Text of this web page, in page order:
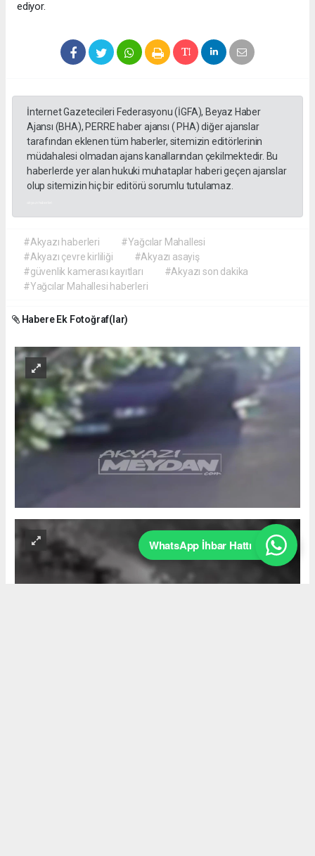
ediyor.
İnternet Gazetecileri Federasyonu (İGFA), Beyaz Haber
Ajansı (BHA), PERRE haber ajansı ( PHA) diğer ajanslar
tarafından eklenen tüm haberler, sitemizin editörlerinin
müdahalesi olmadan ajans kanallarından çekilmektedir. Bu
haberlerde yer alan hukuki muhataplar haberi geçen ajanslar
olup sitemizin hiç bir editörü sorumlu tutulamaz.
#Akyazı haberleri
#Yağcılar Mahallesi
#Akyazı çevre kirliliği
#Akyazı asayiş
#güvenlik kamerası kayıtları
#Akyazı son dakika
#Yağcılar Mahallesi haberleri
Habere Ek Fotoğraf(lar)
WhatsApp İhbar Hattı